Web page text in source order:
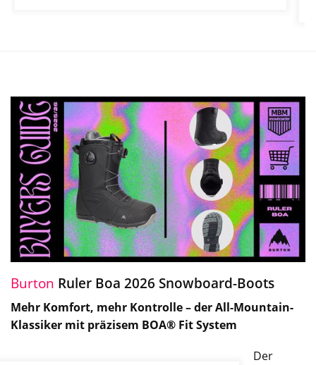
Burton Ruler Boa 2026 Snowboard-Boots
Mehr Komfort, mehr Kontrolle – der All-Mountain-
Klassiker mit präzisem BOA® Fit System
Der